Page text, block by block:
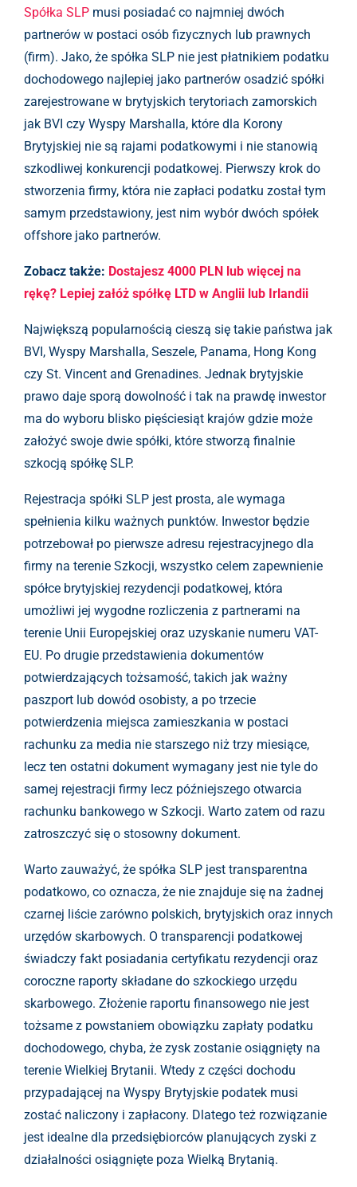
Spółka SLP musi posiadać co najmniej dwóch
partnerów w postaci osób fizycznych lub prawnych
(firm). Jako, że spółka SLP nie jest płatnikiem podatku
dochodowego najlepiej jako partnerów osadzić spółki
zarejestrowane w brytyjskich terytoriach zamorskich
jak BVI czy Wyspy Marshalla, które dla Korony
Brytyjskiej nie są rajami podatkowymi i nie stanowią
szkodliwej konkurencji podatkowej. Pierwszy krok do
stworzenia firmy, która nie zapłaci podatku został tym
samym przedstawiony, jest nim wybór dwóch spółek
offshore jako partnerów.
Zobacz także: Dostajesz 4000 PLN lub więcej na
rękę? Lepiej załóż spółkę LTD w Anglii lub Irlandii
Największą popularnością cieszą się takie państwa jak
BVI, Wyspy Marshalla, Seszele, Panama, Hong Kong
czy St. Vincent and Grenadines. Jednak brytyjskie
prawo daje sporą dowolność i tak na prawdę inwestor
ma do wyboru blisko pięściesiąt krajów gdzie może
założyć swoje dwie spółki, które stworzą finalnie
szkocją spółkę SLP.
Rejestracja spółki SLP jest prosta, ale wymaga
spełnienia kilku ważnych punktów. Inwestor będzie
potrzebował po pierwsze adresu rejestracyjnego dla
firmy na terenie Szkocji, wszystko celem zapewnienie
spółce brytyjskiej rezydencji podatkowej, która
umożliwi jej wygodne rozliczenia z partnerami na
terenie Unii Europejskiej oraz uzyskanie numeru VAT-
EU. Po drugie przedstawienia dokumentów
potwierdzających tożsamość, takich jak ważny
paszport lub dowód osobisty, a po trzecie
potwierdzenia miejsca zamieszkania w postaci
rachunku za media nie starszego niż trzy miesiące,
lecz ten ostatni dokument wymagany jest nie tyle do
samej rejestracji firmy lecz późniejszego otwarcia
rachunku bankowego w Szkocji. Warto zatem od razu
zatroszczyć się o stosowny dokument.
Warto zauważyć, że spółka SLP jest transparentna
podatkowo, co oznacza, że nie znajduje się na żadnej
czarnej liście zarówno polskich, brytyjskich oraz innych
urzędów skarbowych. O transparencji podatkowej
świadczy fakt posiadania certyfikatu rezydencji oraz
coroczne raporty składane do szkockiego urzędu
skarbowego. Złożenie raportu finansowego nie jest
tożsame z powstaniem obowiązku zapłaty podatku
dochodowego, chyba, że zysk zostanie osiągnięty na
terenie Wielkiej Brytanii. Wtedy z części dochodu
przypadającej na Wyspy Brytyjskie podatek musi
zostać naliczony i zapłacony. Dlatego też rozwiązanie
jest idealne dla przedsiębiorców planujących zyski z
działalności osiągnięte poza Wielką Brytanią.